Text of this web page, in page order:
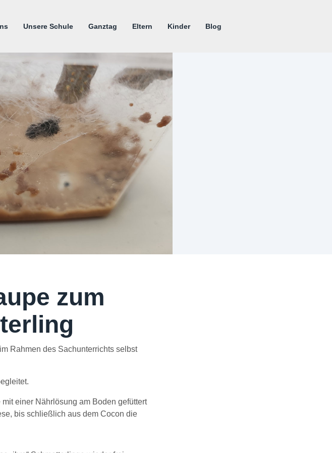
Unsere Schule Ganztag Eltern Kinder Blog
zum
Rahmen des Sachunterrichts selbst
einer Nährlösung am Boden gefüttert
bis schließlich aus dem Cocon die